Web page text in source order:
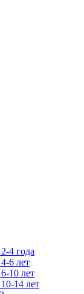
4 года
6 лет
10 лет
14 лет